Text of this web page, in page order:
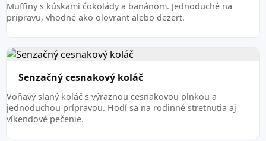
Muffiny s kúskami čokolády a banánom. Jednoduché na
prípravu, vhodné ako olovrant alebo dezert.
Senzačný cesnakový koláč
Voňavý slaný koláč s výraznou cesnakovou plnkou a
jednoduchou prípravou. Hodí sa na rodinné stretnutia aj
víkendové pečenie.